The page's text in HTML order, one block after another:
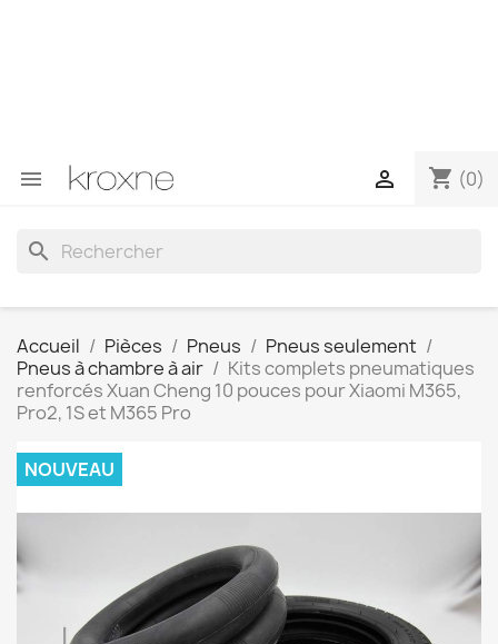
 shopping_cart (0)

search
Accueil Pièces Pneus
Pneus seulement
Pneus à chambre à air
Kits complets pneumatiques
renforcés Xuan Cheng 10 pouces pour Xiaomi M365,
Pro2, 1S et M365 Pro
NOUVEAU